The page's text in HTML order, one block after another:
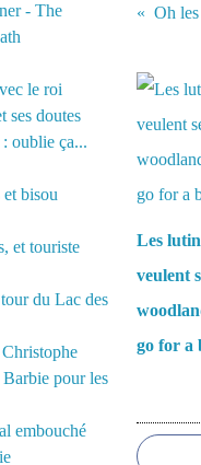
- The
le roi
ses doutes
oublie ça...
bisou
et touriste
du Lac des
pour les
embouché
Oh
Les
veulent
go for a